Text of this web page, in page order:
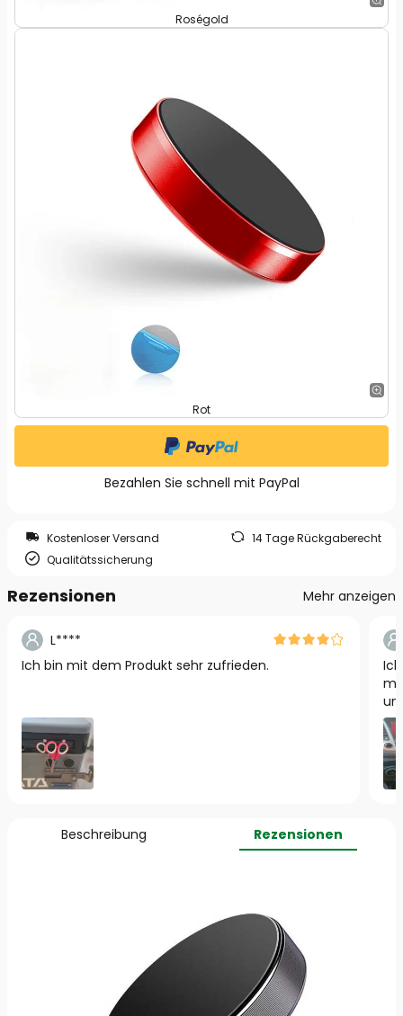
Roségold
Rot
Bezahlen Sie schnell mit PayPal
Kostenloser Versand
14 Tage Rückgaberecht
Qualitätssicherung
Rezensionen Mehr anzeigen
L****
Ich bin mit dem Produkt sehr zufrieden.
Beschreibung Rezensionen